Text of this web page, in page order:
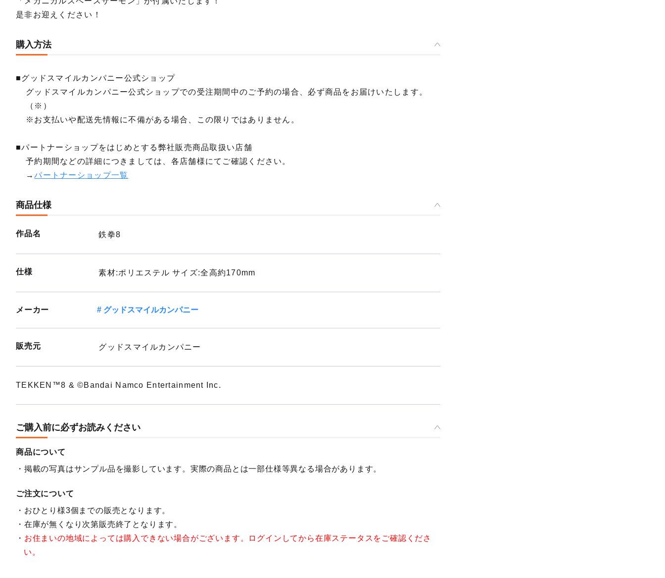
是非お迎えください！
購入方法
■グッドスマイルカンパニー公式ショップ
グッドスマイルカンパニー公式ショップでの受注期間中のご予約の場合、必ず商品をお届けいたします。
（※）
※お支払いや配送先情報に不備がある場合、この限りではありません。
■パートナーショップをはじめとする弊社販売商品取扱い店舗
予約期間などの詳細につきましては、各店舗様にてご確認ください。
→パートナーショップ一覧
商品仕様
作品名 鉄拳8
仕様 素材:ポリエステル サイズ:全高約170mm
メーカー グッドスマイルカンパニー
販売元 グッドスマイルカンパニー
TEKKEN™8 & ©Bandai Namco Entertainment Inc.
ご購入前に必ずお読みください
商品について
掲載の写真はサンプル品を撮影しています。実際の商品とは一部仕様等異なる場合があります。
ご注文について
おひとり様3個までの販売となります。
在庫が無くなり次第販売終了となります。
お住まいの地域によっては購入できない場合がございます。ログインしてから在庫ステータスをご確認くださ
い。